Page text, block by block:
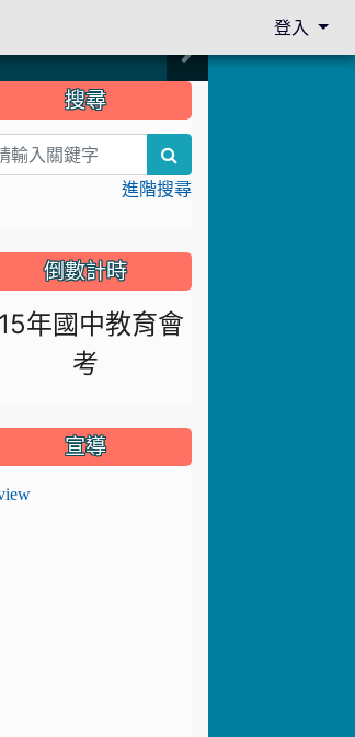
下午14:30至
搜尋
進階搜尋
倒數計時
年國中教育會
考
宣導
登入